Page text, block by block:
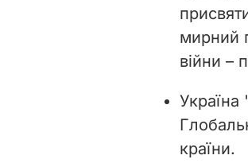
мирний
війни –
країни.